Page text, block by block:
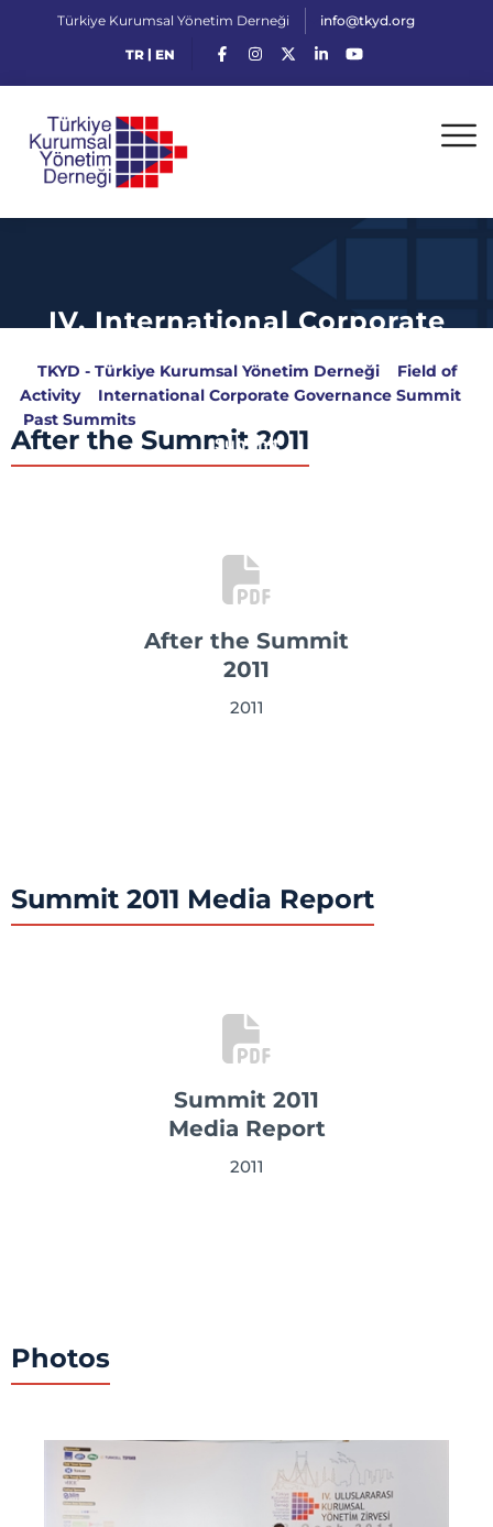
Türkiye Kurumsal Yönetim Derneği info@tkyd.org
TR| EN
IV. International Corporate
TKYD - Türkiye Kurumsal Yönetim Derneği> Field of
Activity> International Corporate Governance Summit>
Past Summits>
Summit
After the Summit 2011
After the Summit
2011
2011
Summit 2011 Media Report
Summit 2011
Media Report
2011
Photos